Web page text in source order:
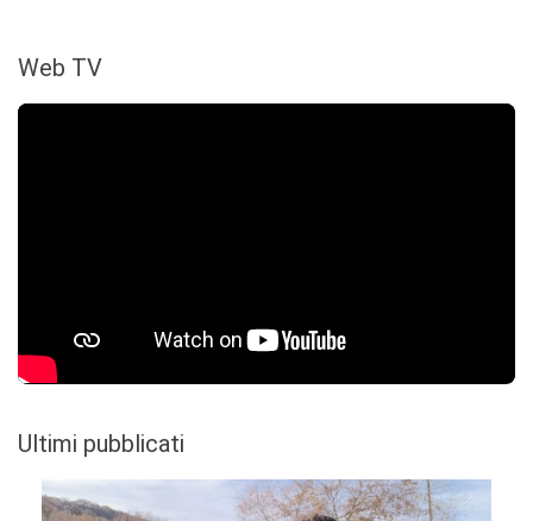
Web TV
Ultimi pubblicati